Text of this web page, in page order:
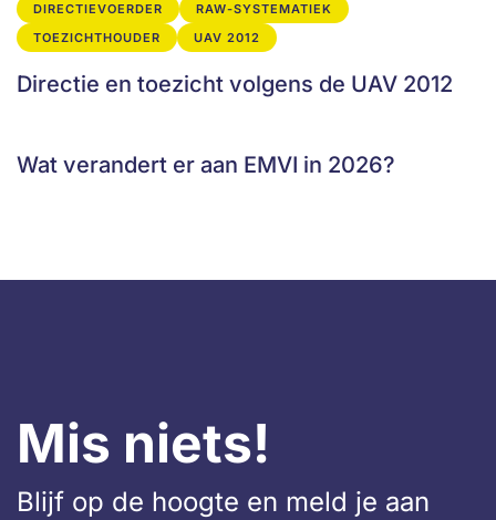
DIRECTIEVOERDER
RAW-SYSTEMATIEK
TOEZICHTHOUDER
UAV 2012
Directie en toezicht volgens de UAV 2012
Wat verandert er aan EMVI in 2026?
Mis niets!
Blijf op de hoogte en meld je aan